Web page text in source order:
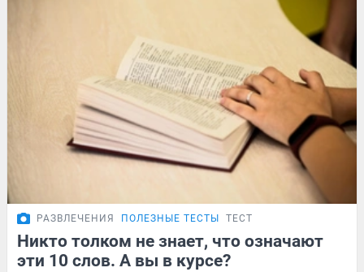
РАЗВЛЕЧЕНИЯ ПОЛЕЗНЫЕ ТЕСТЫ ТЕСТ
Никто толком не знает, что означают
эти 10 слов. А вы в курсе?